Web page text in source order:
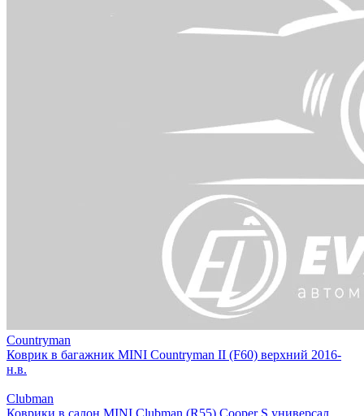
Countryman
Коврик в багажник MINI Countryman II (F60) верхний 2016-
н.в.
Clubman
Коврики в салон MINI Clubman (R55) Cooper S универсал